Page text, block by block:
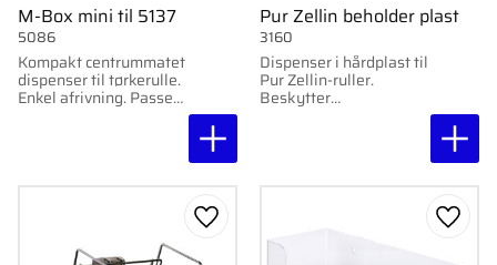
M-Box mini til 5137
Kompakt centrummatet
dispenser til tørkerulle.
Enkel afrivning. Passer
5086
Pur Zellin beholder plast
Dispenser i hårdplast til
Pur Zellin-ruller.
Beskytter
3160
Gem som favorit Gem